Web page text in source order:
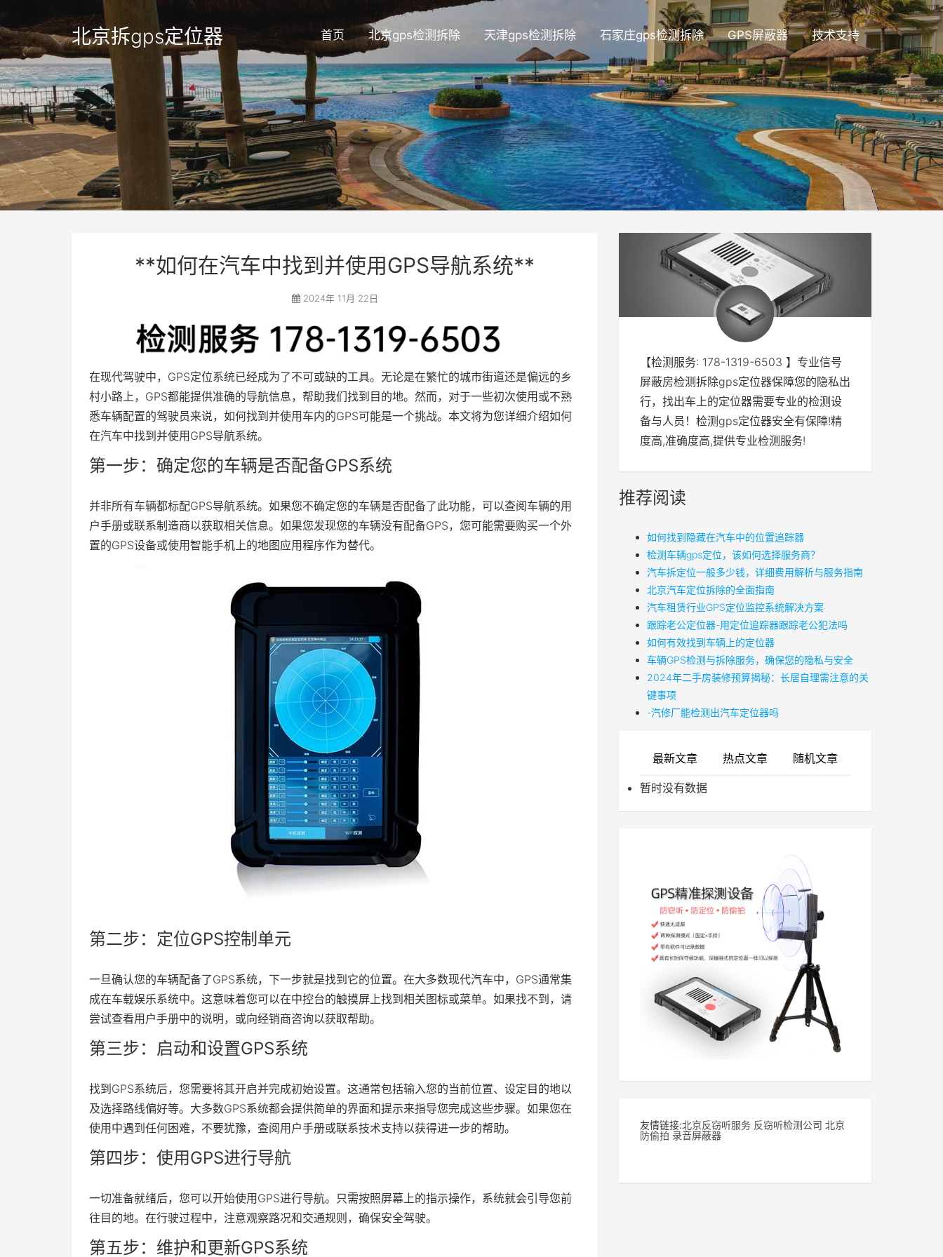
北京拆gps定位器 首页 北京gps检测拆除 天津gps检测拆除 石家庄gps检测拆除 GPS屏蔽器 技术支持
**如何在汽车中找到并使用GPS导航系统**
2024年 11月 22日
在现代驾驶中，GPS定位系统已经成为了不可或缺的工具。无论是在繁忙的城市街道还是偏远的乡
村小路上，GPS都能提供准确的导航信息，帮助我们找到目的地。然而，对于一些初次使用或不熟
悉车辆配置的驾驶员来说，如何找到并使用车内的GPS可能是一个挑战。本文将为您详细介绍如何
在汽车中找到并使用GPS导航系统。
第一步：确定您的车辆是否配备GPS系统
并非所有车辆都标配GPS导航系统。如果您不确定您的车辆是否配备了此功能，可以查阅车辆的用
户手册或联系制造商以获取相关信息。如果您发现您的车辆没有配备GPS，您可能需要购买一个外
置的GPS设备或使用智能手机上的地图应用程序作为替代。
第二步：定位GPS控制单元
一旦确认您的车辆配备了GPS系统，下一步就是找到它的位置。在大多数现代汽车中，GPS通常集
成在车载娱乐系统中。这意味着您可以在中控台的触摸屏上找到相关图标或菜单。如果找不到，请
尝试查看用户手册中的说明，或向经销商咨询以获取帮助。
第三步：启动和设置GPS系统
找到GPS系统后，您需要将其开启并完成初始设置。这通常包括输入您的当前位置、设定目的地以
及选择路线偏好等。大多数GPS系统都会提供简单的界面和提示来指导您完成这些步骤。如果您在
使用中遇到任何困难，不要犹豫，查阅用户手册或联系技术支持以获得进一步的帮助。
第四步：使用GPS进行导航
一切准备就绪后，您可以开始使用GPS进行导航。只需按照屏幕上的指示操作，系统就会引导您前
往目的地。在行驶过程中，注意观察路况和交通规则，确保安全驾驶。
第五步：维护和更新GPS系统
【检测服务: 178-1319-6503 】专业信号
屏蔽房检测拆除gps定位器保障您的隐私出
行，找出车上的定位器需要专业的检测设
备与人员！检测gps定位器安全有保障!精
度高,准确度高,提供专业检测服务!
推荐阅读
如何找到隐藏在汽车中的位置追踪器
检测车辆gps定位，该如何选择服务商？
汽车拆定位一般多少钱，详细费用解析与服务指南
北京汽车定位拆除的全面指南
汽车租赁行业GPS定位监控系统解决方案
跟踪老公定位器-用定位追踪器跟踪老公犯法吗
如何有效找到车辆上的定位器
车辆GPS检测与拆除服务，确保您的隐私与安全
2024年二手房装修预算揭秘：长居自理需注意的关
键事项
-汽修厂能检测出汽车定位器吗
最新文章 热点文章 随机文章
暂时没有数据
友情链接:北京反窃听服务 反窃听检测公司 北京
防偷拍 录音屏蔽器